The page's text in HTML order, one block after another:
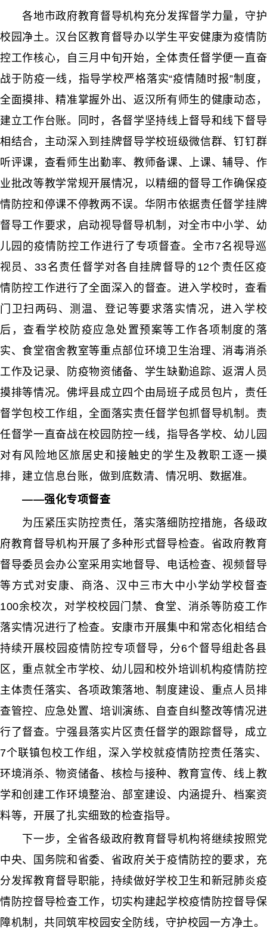
各地市政府教育督导机构充分发挥督学力量，守护
校园净土。汉台区教育督导办以学生平安健康为疫情防
控工作核心，自三月中旬开始，全体责任督学便一直奋
战于防疫一线，指导学校严格落实“疫情随时报”制度，
全面摸排、精准掌握外出、返汉所有师生的健康动态，
建立工作台账。同时，各督学坚持线上督导和线下督导
相结合，主动深入到挂牌督导学校班级微信群、钉钉群
听评课，查看师生出勤率、教师备课、上课、辅导、作
业批改等教学常规开展情况，以精细的督导工作确保疫
情防控和停课不停教两不误。华阴市依据责任督学挂牌
督导工作要求，启动视导督导机制，对全市中小学、幼
儿园的疫情防控工作进行了专项督查。全市7名视导巡
视员、33名责任督学对各自挂牌督导的12个责任区疫
情防控工作进行了全面深入的督查。进入学校时，查看
门卫扫两码、测温、登记等要求落实情况，进入学校
后，查看学校防疫应急处置预案等工作各项制度的落
实、食堂宿舍教室等重点部位环境卫生治理、消毒消杀
工作及记录、防疫物资储备、学生缺勤追踪、返渭人员
摸排等情况。佛坪县成立四个由局班子成员包片，责任
督学包校工作组，全面落实责任督学包抓督导机制。责
任督学一直奋战在校园防控一线，指导各学校、幼儿园
对有风险地区旅居史和接触史的学生及教职工逐一摸
排，建立信息台账，做到底数清、情况明、数据准。
——强化专项督查
为压紧压实防控责任，落实落细防控措施，各级政
府教育督导机构开展了多种形式督导检查。省政府教育
督导委员会办公室采用实地督导、电话检查、视频督导
等方式对安康、商洛、汉中三市大中小学幼学校督查
100余校次，对学校校园门禁、食堂、消杀等防疫工作
落实情况进行了检查。安康市开展集中和常态化相结合
持续开展校园疫情防控专项督导，分6个督导组赴各县
区，重点就全市学校、幼儿园和校外培训机构疫情防控
主体责任落实、各项政策落地、制度建设、重点人员排
查管控、应急处置、培训演练、自查自纠整改等情况进
行了督查。宁强县落实片区责任督学的跟踪督导，成立
7个联镇包校工作组，深入学校就疫情防控责任落实、
环境消杀、物资储备、核检与接种、教育宣传、线上教
学和创建工作环境整治、部室建设、内涵提升、档案资
料等，开展了扎实细致的检查指导。
下一步，全省各级政府教育督导机构将继续按照党
中央、国务院和省委、省政府关于疫情防控的要求，充
分发挥教育督导职能，持续做好学校卫生和新冠肺炎疫
情防控督导检查工作，切实构建起学校疫情防控督导保
障机制，共同筑牢校园安全防线，守护校园一方净土。